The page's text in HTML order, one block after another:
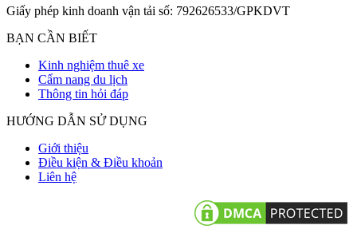
Giấy phép kinh doanh vận tải số: 792626533/GPKDVT
BẠN CẦN BIẾT
Kinh nghiệm thuê xe
Cẩm nang du lịch
Thông tin hỏi đáp
HƯỚNG DẪN SỬ DỤNG
Giới thiệu
Điều kiện & Điều khoản
Liên hệ